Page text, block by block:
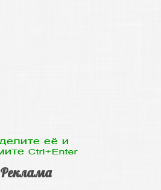
Реклама